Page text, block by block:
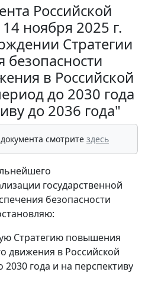
Российской
ноября 2025 г.
Стратегии
в Российской
до 2030 года
до 2036 года"
смотрите здесь
государственной
безопасности
Стратегию повышения
движения в Российской
года и на перспективу